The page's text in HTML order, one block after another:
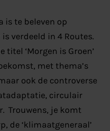
is te beleven op
verdeeld in 4 Routes.
titel ‘Morgen is Groen’
met thema’s
ook de controverse
circulair
Trouwens, je komt
de ‘klimaatgeneraal’